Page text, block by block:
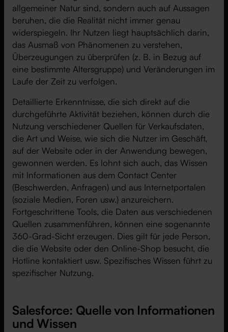
allgemeiner Natur sind, sondern auch auf Aussagen
beruhen, die die Realität nicht immer genau
widerspiegeln. Ihr Nutzen liegt hauptsächlich darin,
das Ausmaß von Phänomenen zu verstehen,
Überzeugungen zu überprüfen (z. B. in Bezug auf
eine bestimmte Altersgruppe) und Veränderungen im
Laufe der Zeit zu verfolgen.
Detaillierte Erkenntnisse, die sich direkt auf die
durchgeführte Aktivität beziehen, können durch die
Nutzung verschiedener Quellen für Verkaufsdaten,
die Art und Weise, wie sich die Nutzer im Geschäft,
auf der Website oder in der Anwendung bewegen,
gewonnen werden. Es lohnt sich auch, das Wissen
mit Informationen aus dem Contact Center
(Beschwerden, Anfragen) und aus Internetportalen
(soziale Medien, Foren usw.) anzureichern.
Fortgeschrittene Tools, die Daten aus verschiedenen
Quellen zusammenführen, können eine sogenannte
360-Grad-Sicht erzeugen. Dies gilt für jede Person,
die die Website oder den Online-Shop besucht, die
Hotline kontaktiert usw. Spezifisches Wissen führt zu
spezifischer Nutzung.
Salesforce: Quelle von Informationen
und Wissen